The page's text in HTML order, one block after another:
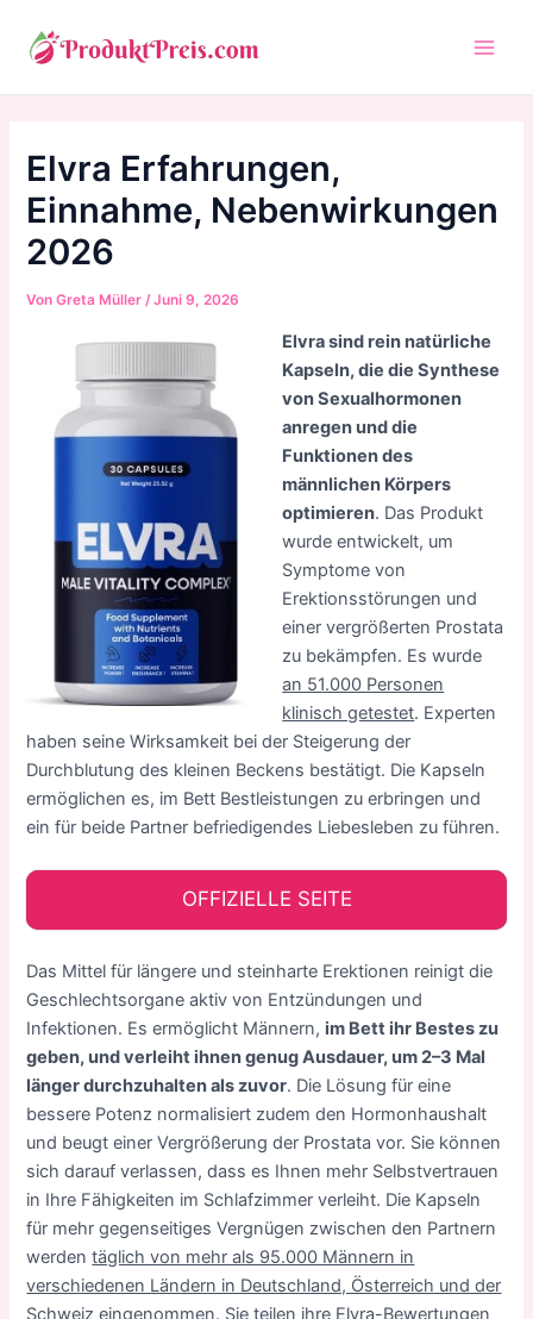
Inhalt
springen
Elvra Erfahrungen,
Einnahme, Nebenwirkungen
2026
VonGreta Müller /Juni 9, 2026
Elvra sind rein natürliche
Kapseln, die die Synthese
von Sexualhormonen
anregen und die
Funktionen des
männlichen Körpers
optimieren. Das Produkt
wurde entwickelt, um
Symptome von
Erektionsstörungen und
einer vergrößerten Prostata
zu bekämpfen. Es wurde
an 51.000 Personen
klinisch getestet. Experten
haben seine Wirksamkeit bei der Steigerung der
Durchblutung des kleinen Beckens bestätigt. Die Kapseln
ermöglichen es, im Bett Bestleistungen zu erbringen und
ein für beide Partner befriedigendes Liebesleben zu führen.
OFFIZIELLE SEITE
Das Mittel für längere und steinharte Erektionen reinigt die
Geschlechtsorgane aktiv von Entzündungen und
Infektionen. Es ermöglicht Männern, im Bett ihr Bestes zu
geben, und verleiht ihnen genug Ausdauer, um 2–3 Mal
länger durchzuhalten als zuvor. Die Lösung für eine
bessere Potenz normalisiert zudem den Hormonhaushalt
und beugt einer Vergrößerung der Prostata vor. Sie können
sich darauf verlassen, dass es Ihnen mehr Selbstvertrauen
in Ihre Fähigkeiten im Schlafzimmer verleiht. Die Kapseln
für mehr gegenseitiges Vergnügen zwischen den Partnern
werdentäglich von mehr als 95.000 Männern in
verschiedenen Ländern in Deutschland, Österreich und der
Schweiz eingenommen. Sie teilen ihre Elvra-Bewertungen